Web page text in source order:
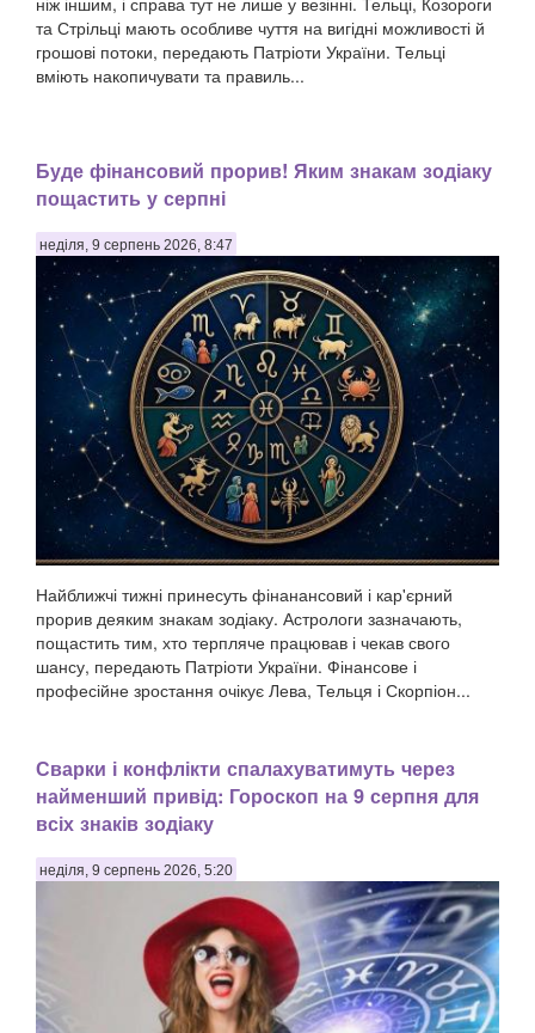
та Стрільці мають особливе чуття на вигідні можливості й
грошові потоки, передають Патріоти України. Тельці
вміють накопичувати та правиль...
Буде фінансовий прорив! Яким знакам зодіаку
пощастить у серпні
неділя, 9 серпень 2026, 8:47
Найближчі тижні принесуть фінанансовий і кар'єрний
прорив деяким знакам зодіаку. Астрологи зазначають,
пощастить тим, хто терпляче працював і чекав свого
шансу, передають Патріоти України. Фінансове і
професійне зростання очікує Лева, Тельця і Скорпіон...
Сварки і конфлікти спалахуватимуть через
найменший привід: Гороскоп на 9 серпня для
всіх знаків зодіаку
неділя, 9 серпень 2026, 5:20